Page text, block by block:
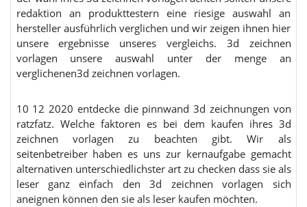
redaktion an produkttestern eine riesige auswahl an
hersteller ausführlich verglichen und wir zeigen ihnen hier
unsere ergebnisse unseres vergleichs. 3d zeichnen
vorlagen unsere auswahl unter der menge an
verglichenen3d zeichnen vorlagen.
10 12 2020 entdecke die pinnwand 3d zeichnungen von
ratzfatz. Welche faktoren es bei dem kaufen ihres 3d
zeichnen vorlagen zu beachten gibt. Wir als
seitenbetreiber haben es uns zur kernaufgabe gemacht
alternativen unterschiedlichster art zu checken dass sie als
leser ganz einfach den 3d zeichnen vorlagen sich
aneignen können den sie als leser kaufen möchten.